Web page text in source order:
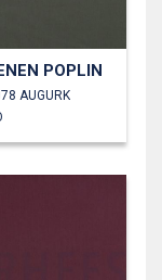
POPLIN
AUGURK